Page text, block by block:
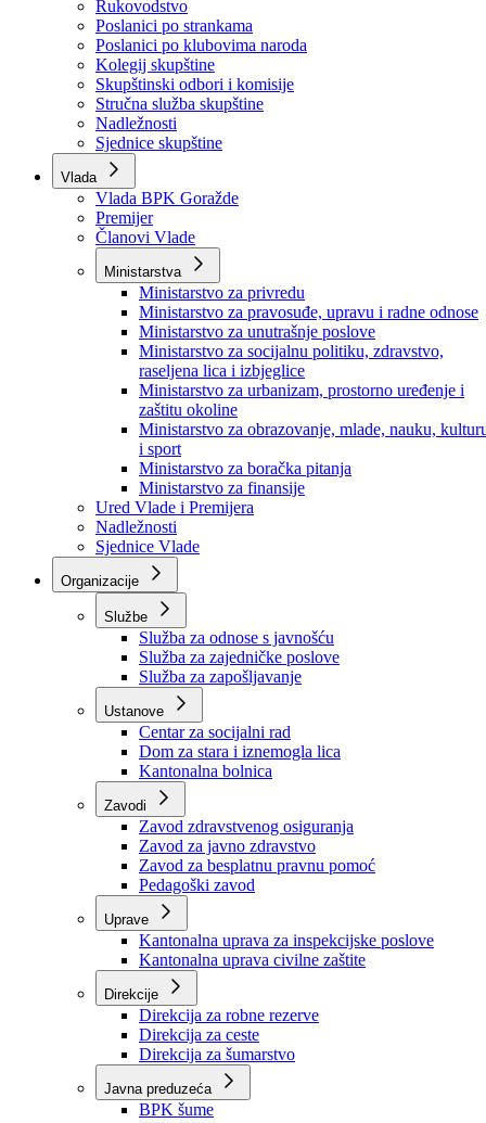
Skupština
Skupština BPK Goražde
Rukovodstvo
Poslanici po strankama
Poslanici po klubovima naroda
Kolegij skupštine
Skupštinski odbori i komisije
Stručna služba skupštine
Nadležnosti
Sjednice skupštine
Vlada
Vlada BPK Goražde
Premijer
Članovi Vlade
Ministarstva
Ministarstvo za privredu
Ministarstvo za pravosuđe, upravu i radne odnose
Ministarstvo za unutrašnje poslove
Ministarstvo za socijalnu politiku, zdravstvo,
raseljena lica i izbjeglice
Ministarstvo za urbanizam, prostorno uređenje i
zaštitu okoline
Ministarstvo za obrazovanje, mlade, nauku,
i sport
Ministarstvo za boračka pitanja
Ministarstvo za finansije
Ured Vlade i Premijera
Nadležnosti
Sjednice Vlade
Organizacije
Službe
Služba za odnose s javnošću
Služba za zajedničke poslove
Služba za zapošljavanje
Ustanove
Centar za socijalni rad
Dom za stara i iznemogla lica
Kantonalna bolnica
Zavodi
Zavod zdravstvenog osiguranja
Zavod za javno zdravstvo
Zavod za besplatnu pravnu pomoć
Pedagoški zavod
Kantonalna uprava za inspekcijske poslove
Kantonalna uprava civilne zaštite
Direkcije
Direkcija za robne rezerve
Direkcija za ceste
Direkcija za šumarstvo